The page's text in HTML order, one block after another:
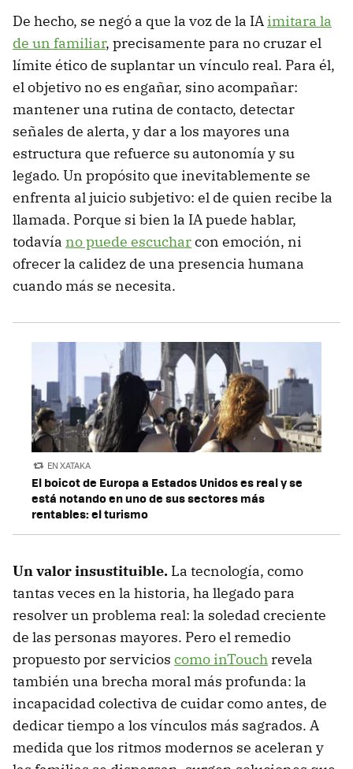
De hecho, se negó a que la voz de la IA imitara la
de un familiar, precisamente para no cruzar el
límite ético de suplantar un vínculo real. Para él,
el objetivo no es engañar, sino acompañar:
mantener una rutina de contacto, detectar
señales de alerta, y dar a los mayores una
estructura que refuerce su autonomía y su
legado. Un propósito que inevitablemente se
enfrenta al juicio subjetivo: el de quien recibe la
llamada. Porque si bien la IA puede hablar,
todavía no puede escucharcon emoción, ni
ofrecer la calidez de una presencia humana
cuando más se necesita.
EN XATAKA
El boicot de Europa a Estados Unidos es real y se
está notando en uno de sus sectores más
rentables: el turismo
Un valor insustituible. La tecnología, como
tantas veces en la historia, ha llegado para
resolver un problema real: la soledad creciente
de las personas mayores. Pero el remedio
propuesto por servicios como inTouch revela
también una brecha moral más profunda: la
incapacidad colectiva de cuidar como antes, de
dedicar tiempo a los vínculos más sagrados. A
medida que los ritmos modernos se aceleran y